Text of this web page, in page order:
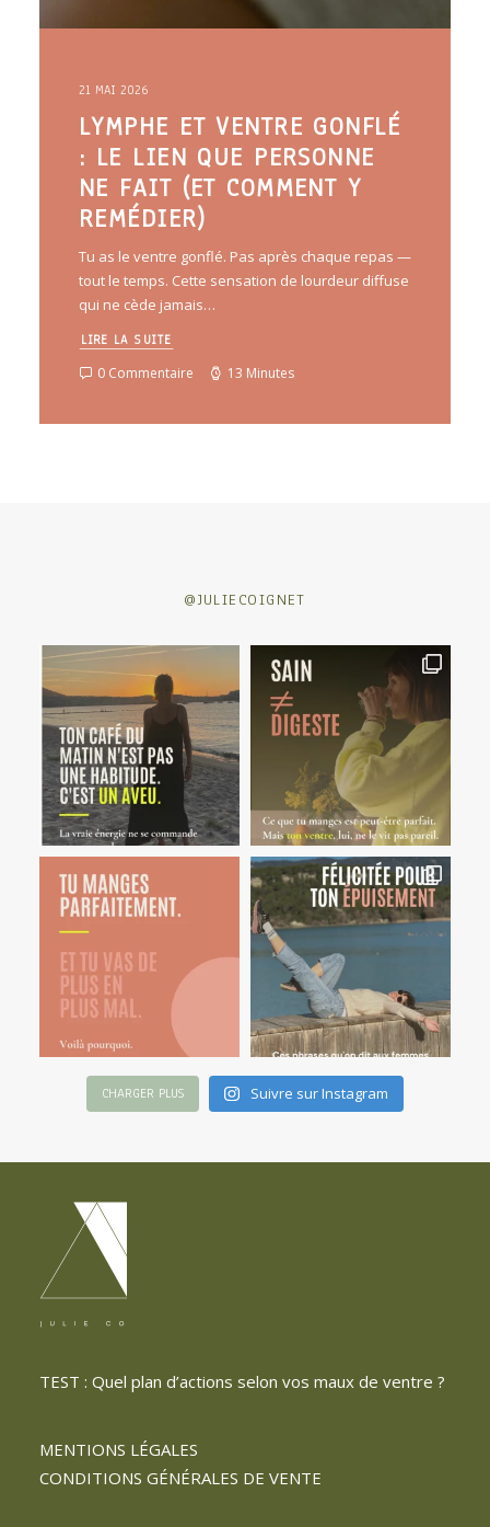
21 MAI 2026
LYMPHE ET VENTRE GONFLÉ
: LE LIEN QUE PERSONNE
NE FAIT (ET COMMENT Y
REMÉDIER)
Tu as le ventre gonflé. Pas après chaque repas —
tout le temps. Cette sensation de lourdeur diffuse
qui ne cède jamais…
LIRE LA SUITE
0 Commentaire 13 Minutes
@JULIECOIGNET
CHARGER PLUS Suivre sur Instagram
TEST : Quel plan d’actions selon vos maux de ventre ?
MENTIONS LÉGALES
CONDITIONS GÉNÉRALES DE VENTE